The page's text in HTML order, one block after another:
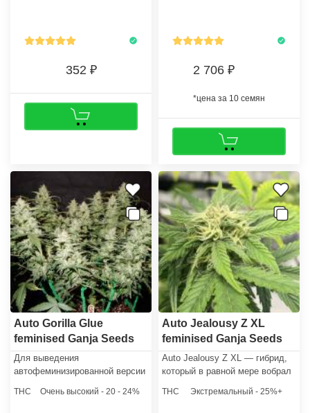
352 2 706
*цена за 10 семян
Auto Gorilla Glue
feminised Ganja Seeds
Для выведения
автофеминизированной версии
селекционеры Ganja Seeds
THC Очень высокий - 20 - 24%
Auto Jealousy Z XL
feminised Ganja Seeds
Auto Jealousy Z XL — гибрид,
который в равной мере вобрал
и сативы (45%).
THC Экстремальный - 25%+